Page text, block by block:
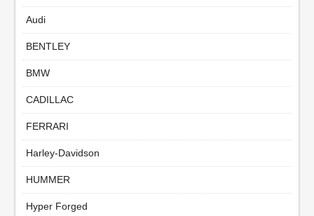
Audi
BENTLEY
BMW
CADILLAC
FERRARI
Harley-Davidson
HUMMER
Hyper Forged